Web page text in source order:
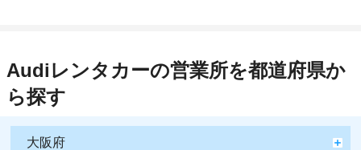
Audiレンタカーの営業所を都道府県か
ら探す
大阪府